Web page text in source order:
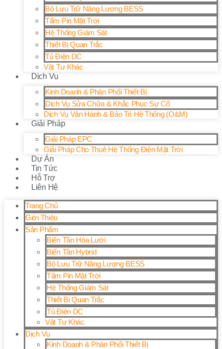
Bộ Lưu Trữ Năng Lượng BESS
Tấm Pin Mặt Trời
Hệ Thống Giám Sát
Thiết Bị Quan Trắc
Tủ Điện DC
Vật Tư Khác
Dịch Vụ
Kinh Doanh & Phân Phối Thiết Bị
Dịch Vụ Sửa Chữa & Khắc Phục Sự Cố
Dịch Vụ Vận Hành & Bảo Trì Hệ Thống (O&M)
Giải Pháp
Giải Pháp EPC
Giải Pháp Cho Thuê Hệ Thống Điện Mặt Trời
Dự Án
Tin Tức
Hỗ Trợ
Liên Hệ
Trang Chủ
Giới Thiệu
Sản Phẩm
Biến Tần Hòa Lưới
Biến Tần Hybrid
Bộ Lưu Trữ Năng Lượng BESS
Tấm Pin Mặt Trời
Hệ Thống Giám Sát
Thiết Bị Quan Trắc
Tủ Điện DC
Vật Tư Khác
Dịch Vụ
Kinh Doanh & Phân Phối Thiết Bị